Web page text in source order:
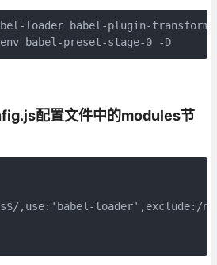
loader babel-plugin-transform-
babel-preset-stage-0 -D
配置文件中的modules节
,use:'babel-loader',exclude:/